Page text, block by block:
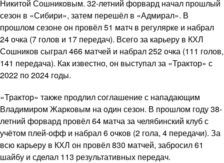
Никитой Сошниковым. 32-летний форвард начал прошлый
сезон в «Сибири», затем перешёл в «Адмирал». В
прошлом сезоне он провёл 51 матч в регулярке и набрал
24 очка (7 голов и 17 передач). Всего за карьеру в КХЛ
Сошников сыграл 466 матчей и набрал 252 очка (111 голов,
141 передача). Как известно, он выступал за «Трактор» с
2022 по 2024 годы.
«Трактор» также продлил соглашение с нападающим
Владимиром Жарковым на один сезон. В прошлом году 38-
летний форвард провёл 64 матча за челябинский клуб с
учётом плей-офф и набрал 6 очков (2 гола, 4 передачи). За
всю карьеру в КХЛ он провёл 830 матчей, забросил 61
шайбу и сделал 113 результативных передач.